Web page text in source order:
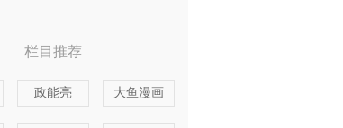
栏目推荐
政能亮 大鱼漫画